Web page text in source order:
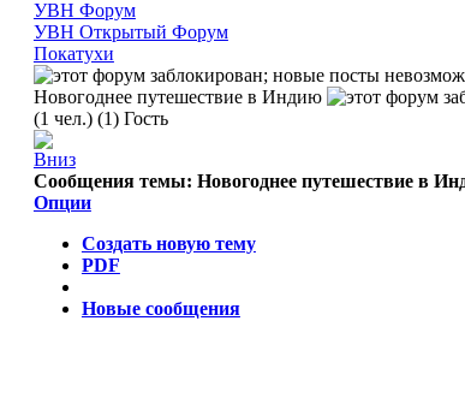
УВН Форум
УВН Открытый Форум
Покатухи
Новогоднее путешествие в Индию
(1 чел.) (1) Гость
Сообщения темы: Новогоднее путешествие в
Опции
Создать новую тему
PDF
Новые сообщения